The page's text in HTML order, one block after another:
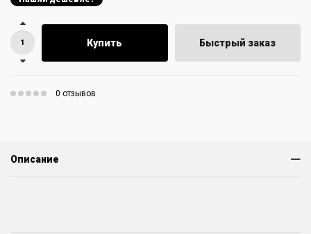
Купить Быстрый заказ
0 отзывов
Описание